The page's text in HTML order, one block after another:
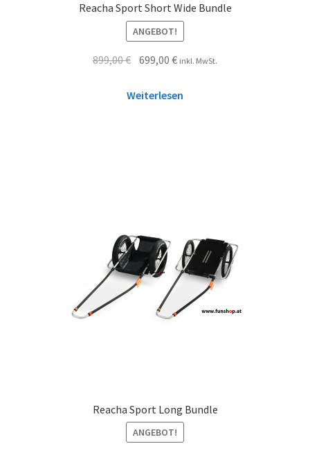
Reacha Sport Short Wide Bundle
ANGEBOT!
899,00€ 699,00€ inkl. MwSt.
Weiterlesen
Reacha Sport Long Bundle
ANGEBOT!